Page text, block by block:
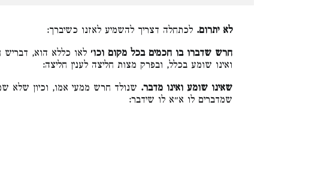
לא יתרום. לכתחלה דצריך להשמיע לאזנו כשיברך:
חרש שדברו בו חכמים בכל מקום וכו׳ לאו כללא הוא, דבריש
ואינו שומע בכלל, ובפרק מצות חליצה לענין חליצה:
שאינו שומע ואינו מדבר. שנולד חרש ממעי אמו, וכיון שלא
שמדברים לו א״א לו שידבר: